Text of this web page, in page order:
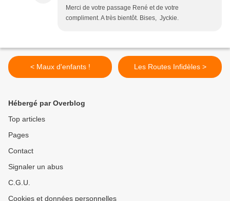
Merci de votre passage René et de votre
compliment. A très bientôt. Bises, Jyckie.
< Maux d'enfants ! Les Routes Infidèles >
Hébergé par Overblog
Top articles
Pages
Contact
Signaler un abus
C.G.U.
Cookies et données personnelles